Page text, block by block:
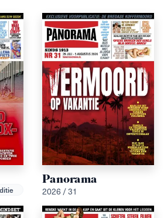
Panorama
2026 / 31